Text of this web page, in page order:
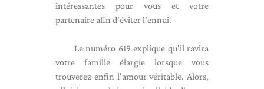
intéressantes pour vous et votre
partenaire afin d'éviter l'ennui.
Le numéro 619 explique qu'il ravira
votre famille élargie lorsque vous
trouverez enfin l'amour véritable. Alors,